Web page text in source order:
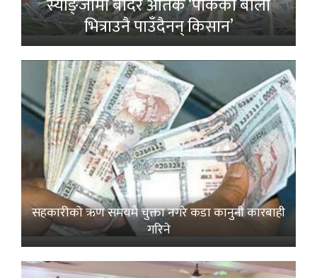
स्याङ्जामा बाँदर आतंक ‘पाकेको बाली
भित्राउनै पाउँदैनन् किसान’
सहकारीको ऋण समयमै चुक्ता नगरे कडा कानुनी कारबाही
गरिने